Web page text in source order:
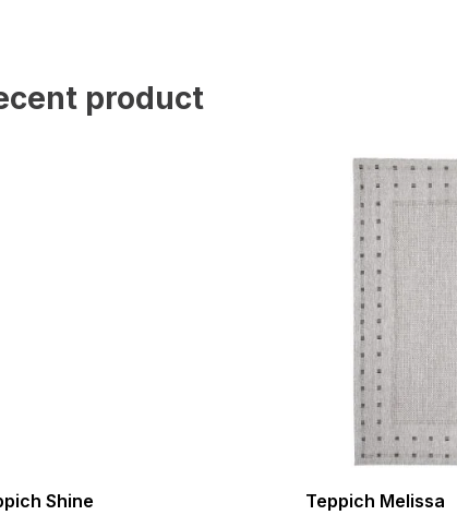
product
Shine
Teppich Melissa
indem sie anonyme Informationen sammeln und melden.
Marketing-Cookies werden verwendet, um Benutzer
anzuzeigen, die für den einzelnen Benutzer relevant
Andere nicht kategorisierte Cookies sind solche, die
Meine